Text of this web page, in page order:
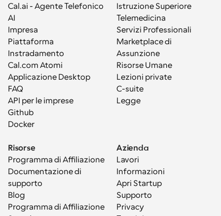
Cal.ai - Agente Telefonico
AI
Impresa
Piattaforma
Instradamento
Cal.com Atomi
Applicazione Desktop
FAQ
API per le imprese
Github
Docker
Istruzione Superiore
Telemedicina
Servizi Professionali
Marketplace di
Assunzione
Risorse Umane
Lezioni private
C-suite
Legge
Risorse
Programma di Affiliazione
Documentazione di
supporto
Blog
Programma di Affiliazione
Azienda
Lavori
Informazioni
Apri Startup
Supporto
Privacy